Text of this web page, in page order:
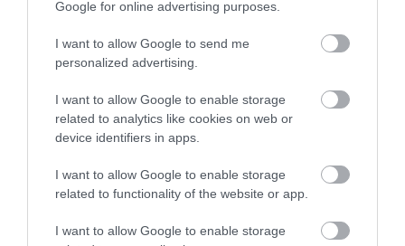
Google for online advertising purposes.
I want to allow Google to send me
personalized advertising.
I want to allow Google to enable storage
related to analytics like cookies on web or
device identifiers in apps.
I want to allow Google to enable storage
related to functionality of the website or app.
I want to allow Google to enable storage
állami támogatást a Fidesz vezette megyei
jogú városokhoz hasonlóan, Oroján
megjegyezte: Mirkóczki Ádám
polgármesterként még arra sem volt képes,
hogy megköszönje az egri vár panorámaliftjére
kapott 600 millió forintos kormányzati
támogatást. "Ha a polgármester plusz forrást
szeretne kérni a kormánytól működésre, akkor
legalább kérnie kellene és meg is kellene